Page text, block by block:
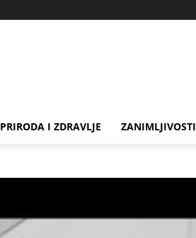
PRIRODA I ZDRAVLJE ZANIMLJIVOSTI